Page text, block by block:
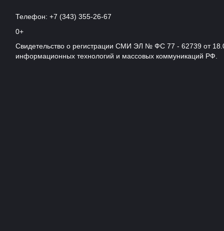
Телефон: +7 (343) 355-26-67
0+
Свидетельство о регистрации СМИ ЭЛ № ФС 77 - 62739 от
информационных технологий и массовых коммуникаций РФ.